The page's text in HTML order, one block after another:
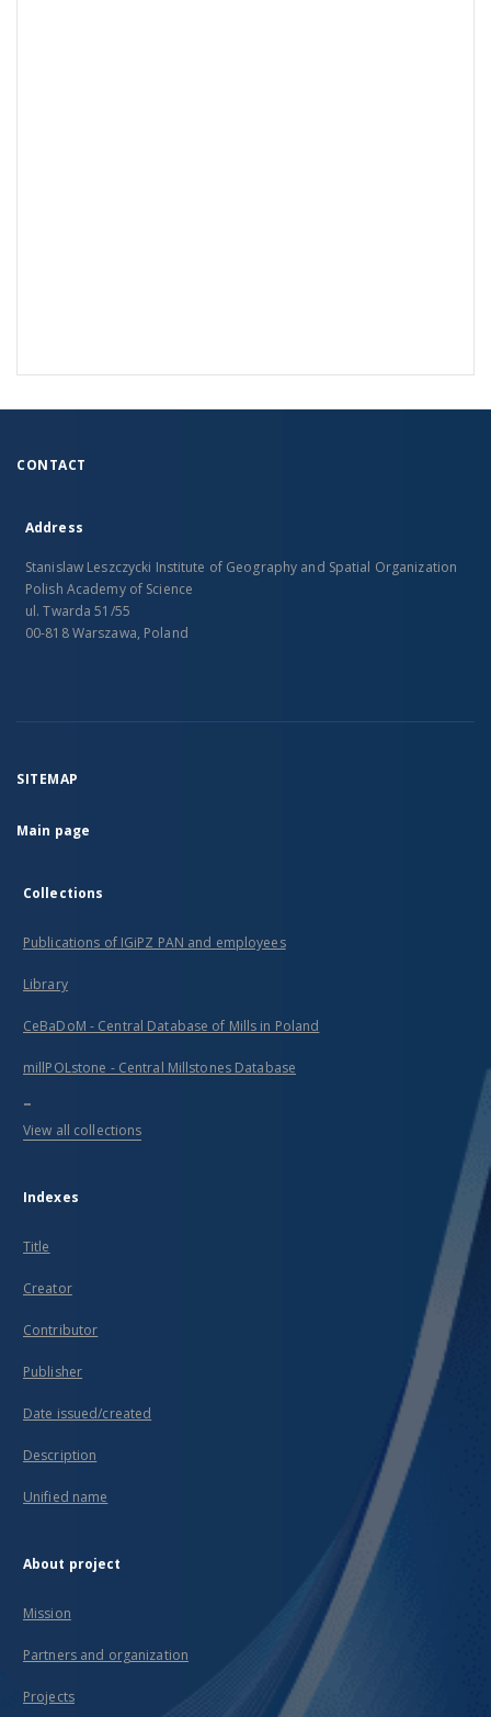
CONTACT
Address
Stanislaw Leszczycki Institute of Geography and Spatial Organization
Polish Academy of Science
ul. Twarda 51/55
00-818 Warszawa, Poland
SITEMAP
Main page
Collections
Publications of IGiPZ PAN and employees
Library
CeBaDoM - Central Database of Mills in Poland
millPOLstone - Central Millstones Database
...
View all collections
Indexes
Title
Creator
Contributor
Publisher
Date issued/created
Description
Unified name
About project
Mission
Partners and organization
Projects